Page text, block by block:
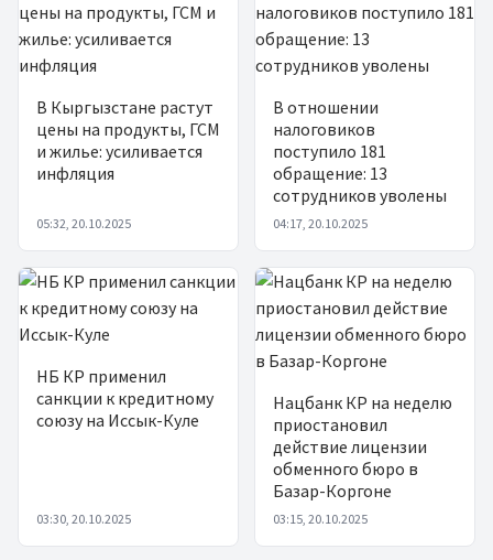
В Кыргызстане растут
цены на продукты, ГСМ
и жилье: усиливается
инфляция
05:32, 20.10.2025
В отношении
налоговиков
поступило 181
обращение: 13
сотрудников уволены
04:17, 20.10.2025
НБ КР применил
санкции к кредитному
союзу на Иссык-Куле
03:30, 20.10.2025
Нацбанк КР на неделю
приостановил
действие лицензии
обменного бюро в
Базар-Коргоне
03:15, 20.10.2025